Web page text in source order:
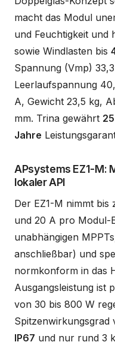
macht das Modul
und Feuchtigkeit und
sowie Windlasten bis
Spannung (Vmp)
Leerlaufspannung
A, Gewicht 23,5 kg,
mm. Trina gewährt
Jahre
APsystems EZ1-M:
lokaler API
Der EZ1-M nimmt bis
und 20 A pro Modul-
unabhängigen
anschließbar) und
normkonform in das
Ausgangsleistung ist
von 30 bis 800 W
Spitzenwirkungsgrad
IP67 und nur rund 3